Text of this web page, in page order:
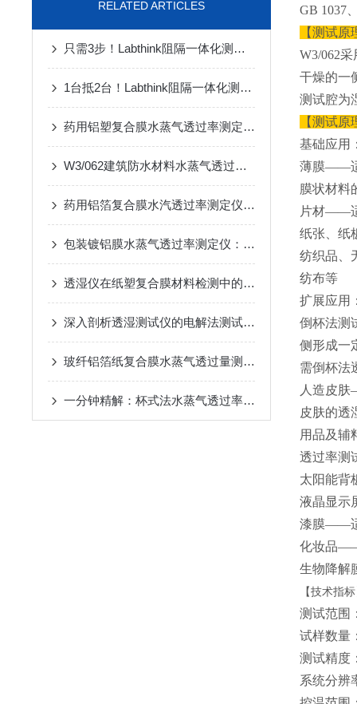
RELATED ARTICLES
只需3步！Labthink阻隔一体化测试仪器选型指南
1台抵2台！Labthink阻隔一体化测试仪器家族重磅发布
药用铝塑复合膜水蒸气透过率测定仪：简介与应用重要性
W3/062建筑防水材料水蒸气透过量测定仪的专业技术解析
药用铝箔复合膜水汽透过率测定仪：简介与参数
包装镀铝膜水蒸气透过率测定仪：简介与应用
透湿仪在纸塑复合膜材料检测中的应用与技术解析
深入剖析透湿测试仪的电解法测试原理
玻纤铝箔纸复合膜水蒸气透过量测定仪——仪器概述
一分钟精解：杯式法水蒸气透过率测试仪的运作机理探析
GB 1037
【测试原
W3/062
干燥的一
测试腔为
【测试原
基础应用
薄膜——适
膜状材料
片材——
纸张、纸
纺织品、
纺布等
扩展应用
倒杯法测
侧形成一
需倒杯法
人造皮
皮肤的透
用品及辅
透过率测
太阳能背
液晶显示
漆膜——
化妆品
生物降解
【技术指
测试范围
试样数量
测试精度
系统分辨